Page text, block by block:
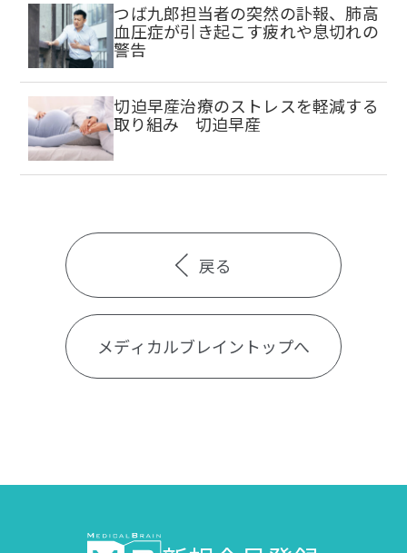
つば九郎担当者の突然の訃報、肺高
血圧症が引き起こす疲れや息切れの
警告
切迫早産治療のストレスを軽減する
取り組み 切迫早産
戻る
メディカルブレイントップへ